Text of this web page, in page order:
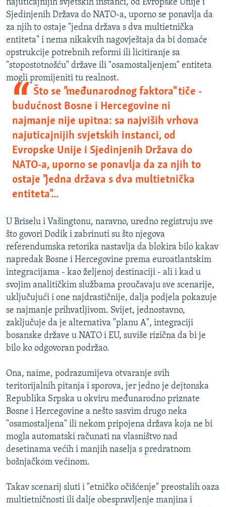
najuticajnijih svjetskih instanci, od Evropske Unije i
Sjedinjenih Država do NATO-a, uporno se ponavlja da
za njih to ostaje "jedna država s dva multietnička
entiteta" i nema nikakvih nagovještaja da bi domaće
opstrukcije potrebnih reformi ili licitiranje sa
"stopostotnošću" države ili "osamostaljenjem" entiteta
mogli promijeniti tu realnost.
Što se "međunarodnog faktora" tiče -
budućnost Bosne i Hercegovine ni
najmanje nije upitna: sa najviših vrhova
najuticajnijih svjetskih instanci, od
Evropske Unije i Sjedinjenih Država do
NATO-a, uporno se ponavlja da za njih to
ostaje "jedna država s dva multietnička
entiteta"...
U Briselu i Vašingtonu, naravno, uredno registruju sve
što govori Dodik i zabrinuti su što njegova
referendumska retorika nastavlja da blokira bilo kakav
napredak Bosne i Hercegovine prema euroatlantskim
integracijama - kao željenoj destinaciji - ali i kad u
svojim analitičkim službama proučavaju sve scenarije,
uključujući i one najdrastičnije, dalja podjela pokazuje
se najmanje prihvatljivom. Svijet, jednostavno,
zaključuje da je alternativa "planu A", integraciji
bosanske države u NATO i EU, suviše rizična da bi je
bilo ko odgovoran podržao.
Ona, naime, podrazumijeva otvaranje svih
teritorijalnih pitanja i sporova, jer jedno je dejtonska
Republika Srpska u okviru međunarodno priznate
Bosne i Hercegovine a nešto sasvim drugo neka
"osamostaljena" ili nekom pripojena država koja ne bi
mogla automatski računati na vlasništvo nad
desetinama većih i manjih naselja s predratnom
bošnjačkom većinom.
Takav scenarij sluti i "etničko očišćenje" preostalih oaza
multietničnosti ili dalje obespravljenje manjina i